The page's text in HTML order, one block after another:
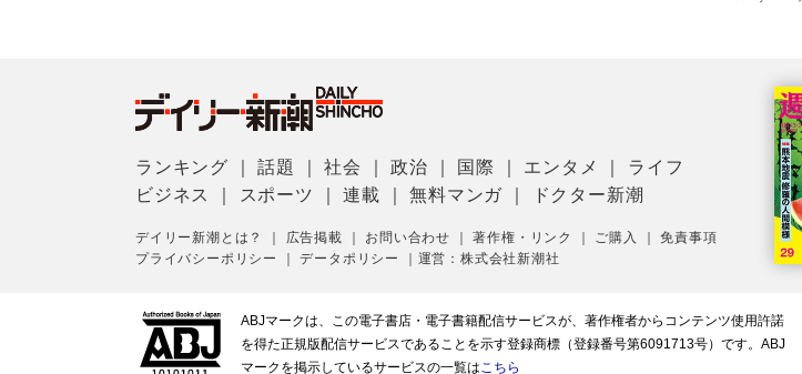
ランキング ｜話題 ｜社会 ｜政治 国際 エンタメ
ライフ
ビジネス
スポーツ ｜連載 ｜無料マンガ ドクター新潮
デイリー新潮とは？ ｜ 広告掲載 ｜ お問い合わせ ｜著作権・リンク ｜ ご購入 ｜免責事項
プライバシーポリシー
｜データポリシー ｜ 運営：株式会社新潮社
ABJマークは、この電子書店・電子書籍配信サービスが、著作権者からコンテンツ使用許諾
を得た正規版配信サービスであることを示す登録商標（登録番号第6091713号）です。ABJ
マークを掲示しているサービスの一覧はこちら